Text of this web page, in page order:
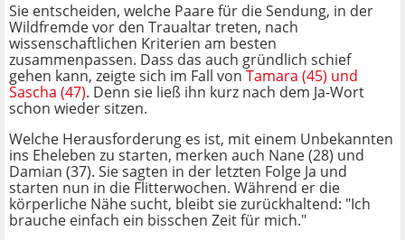
Sie entscheiden, welche Paare für die Sendung, in der
Wildfremde vor den Traualtar treten, nach
wissenschaftlichen Kriterien am besten
zusammenpassen. Dass das auch gründlich schief
gehen kann, zeigte sich im Fall von Tamara (45) und
Sascha (47). Denn sie ließ ihn kurz nach dem Ja-Wort
schon wieder sitzen.
Welche Herausforderung es ist, mit einem Unbekannten
ins Eheleben zu starten, merken auch Nane (28) und
Damian (37). Sie sagten in der letzten Folge Ja und
starten nun in die Flitterwochen. Während er die
körperliche Nähe sucht, bleibt sie zurückhaltend: "Ich
brauche einfach ein bisschen Zeit für mich."